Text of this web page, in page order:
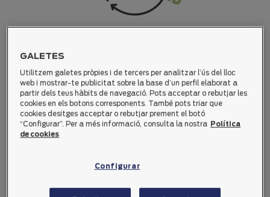
El objetivo es conseguir unequilibrio sosteniblecon
una exigente gestión de los recursos y apostando por
la economía circular, lacultura de la eficiencia, el
ahorro energético y el reaprovechamiento de
certificado ISO 14000 de gestión ambiental
consumo responsable
para evitar el desperdicio
GALETES
Utilitzem galetes pròpies i de tercers per analitzar l’ús del lloc
web i mostrar-te publicitat sobre la base d’un perfil elaborat a
partir dels teus hàbits de navegació. Pots acceptar o rebutjar les
cookies en els botons corresponents. També pots triar que
cookies desitges acceptar o rebutjar prement el botó
“Configurar”. Per a més informació, consulta la nostra Política
de cookies
Configurar